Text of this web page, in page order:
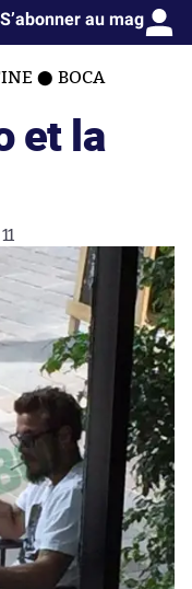
S’abonner au mag
BOCA
et la
11